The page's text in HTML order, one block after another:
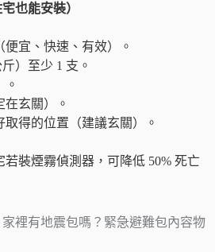
也能安裝）
宜、快速、有效）。
）至少 1 支。
玄關）。
得的位置（建議玄關）。
裝煙霧偵測器，可降低 50% 死亡
裡有地震包嗎？緊急避難包內容物